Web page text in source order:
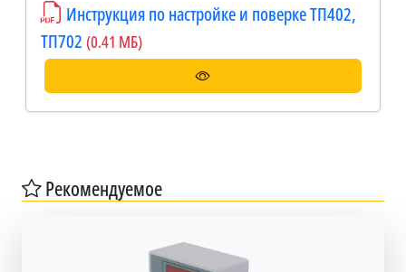
Инструкция по настройке и поверке ТП402,
ТП702 (0.41 МБ)
Рекомендуемое